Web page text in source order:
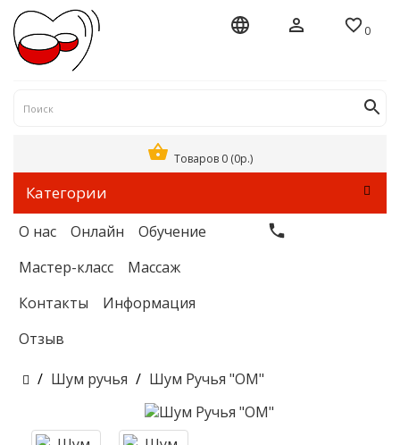
0
Товаров 0 (0р.)
Категории
О нас Онлайн
Обучение
Мастер-класс
Массаж
Контакты
Информация
Отзыв
Шум ручья Шум Ручья "ОМ"